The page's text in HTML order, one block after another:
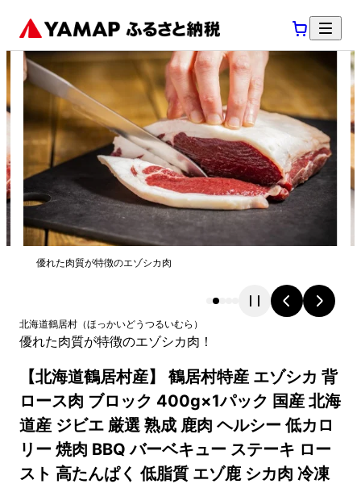
優れた肉質が特徴のエゾシカ肉
北海道鶴居村 （ほっかいどう つるいむら ）
優れた肉質が特徴のエゾシカ肉！
【北海道鶴居村産】 鶴居村特産 エゾシカ 背
ロース肉 ブロック 400g×1パック 国産 北海
道産 ジビエ 厳選 熟成 鹿肉 ヘルシー 低カロ
リー 焼肉 BBQ バーベキュー ステーキ ロー
スト 高たんぱく 低脂質 エゾ鹿 シカ肉 冷凍